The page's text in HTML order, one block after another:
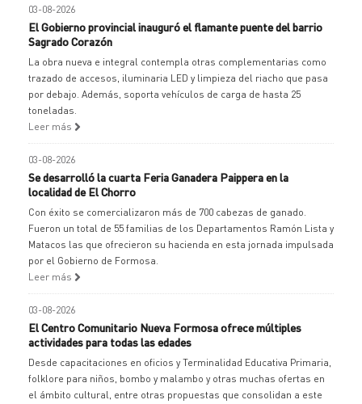
03-08-2026
El Gobierno provincial inauguró el flamante puente del barrio
Sagrado Corazón
La obra nueva e integral contempla otras complementarias como
trazado de accesos, iluminaria LED y limpieza del riacho que pasa
por debajo. Además, soporta vehículos de carga de hasta 25
toneladas.
Leer más
03-08-2026
Se desarrolló la cuarta Feria Ganadera Paippera en la
localidad de El Chorro
Con éxito se comercializaron más de 700 cabezas de ganado.
Fueron un total de 55 familias de los Departamentos Ramón Lista y
Matacos las que ofrecieron su hacienda en esta jornada impulsada
por el Gobierno de Formosa.
Leer más
03-08-2026
El Centro Comunitario Nueva Formosa ofrece múltiples
actividades para todas las edades
Desde capacitaciones en oficios y Terminalidad Educativa Primaria,
folklore para niños, bombo y malambo y otras muchas ofertas en
el ámbito cultural, entre otras propuestas que consolidan a este